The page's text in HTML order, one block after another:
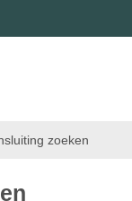
zoeken